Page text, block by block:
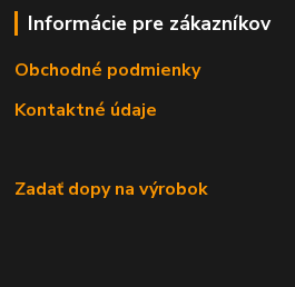
Informácie pre zákazníkov
Obchodné podmienky
Kontaktné údaje
Zadať dopy na výrobok